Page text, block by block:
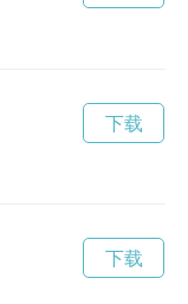
下载
下载